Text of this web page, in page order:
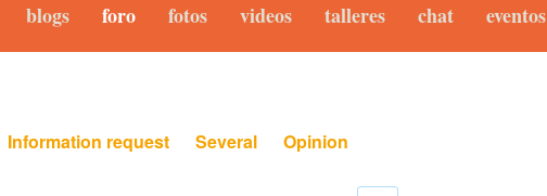
blogs foro fotos videos talleres chat eventos
Information request Several Opinion